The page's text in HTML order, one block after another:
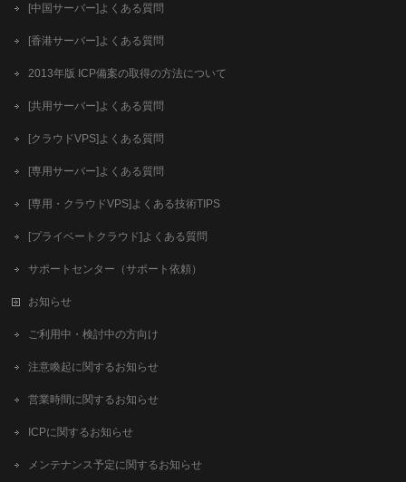
[中国サーバー]よくある質問
[香港サーバー]よくある質問
2013年版 ICP備案の取得の方法について
[共用サーバー]よくある質問
[クラウドVPS]よくある質問
[専用サーバー]よくある質問
[専用・クラウドVPS]よくある技術TIPS
[プライベートクラウド]よくある質問
サポートセンター（サポート依頼）
お知らせ
ご利用中・検討中の方向け
注意喚起に関するお知らせ
営業時間に関するお知らせ
ICPに関するお知らせ
メンテナンス予定に関するお知らせ